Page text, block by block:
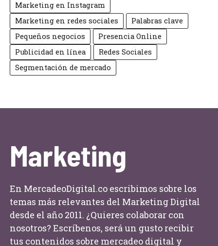
Marketing en Instagram
Marketing en redes sociales
Palabras clave
Pequeños negocios
Presencia Online
Publicidad en línea
Redes Sociales
Segmentación de mercado
Marketing
En MercadeoDigital.co escribimos sobre los
temas más relevantes del Marketing Digital
desde el año 2011. ¿Quieres colaborar con
nosotros? Escríbenos, será un gusto recibir
tus contenidos sobre mercadeo digital y